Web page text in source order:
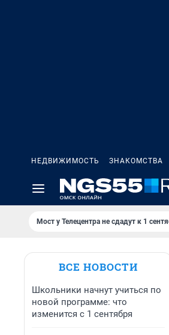
НЕДВИЖИМОСТЬ ЗНАКОМСТВА
Мост у Телецентра не сдадут к 1
ВСЕ НОВОСТИ
Школьники начнут учиться по
новой программе: что
изменится с 1 сентября